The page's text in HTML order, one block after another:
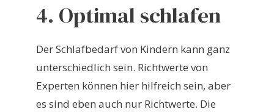
4. Optimal schlafen
Der Schlafbedarf von Kindern kann ganz
unterschiedlich sein. Richtwerte von
Experten können hier hilfreich sein, aber
es sind eben auch nur Richtwerte. Die